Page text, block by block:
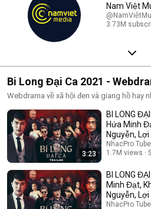
Nam Việt
3.73M
Bi Long Đại Ca 2021 -
Webdrama về xã hội đen và giang hồ hay
3:23
BI LONG
Hứa Minh
Nguyễn,
Yang Hồ
NhacPro Tube
1.7M views
BI LONG
Minh Đạt,
Nguyễn,
Yang Hồ
NhacPro Tube